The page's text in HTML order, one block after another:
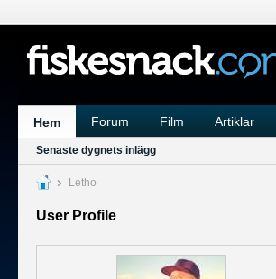
Hem Forum Film Artiklar
Senaste dygnets inlägg
Letho
User Profile